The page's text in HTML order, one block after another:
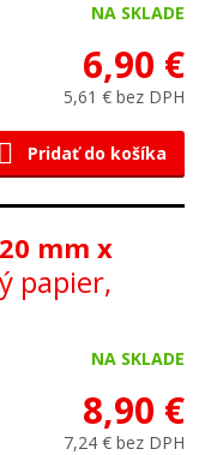
NA SKLADE
6,90 €
5,61 € bez DPH
Pridať do košíka
mm x
papier,
NA SKLADE
8,90 €
7,24 € bez DPH